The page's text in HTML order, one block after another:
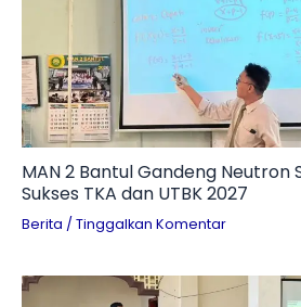
MAN 2 Bantul Gandeng Neutron
Sukses TKA dan UTBK 2027
Berita / Tinggalkan Komentar